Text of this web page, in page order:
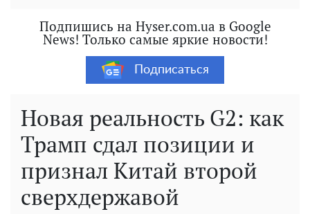
Подпишись на Hyser.com.ua в Google
News! Только самые яркие новости!
Подписаться
Новая реальность G2: как
Трамп сдал позиции и
признал Китай второй
сверхдержавой